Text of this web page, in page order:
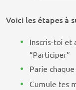
Voici les étapes à
Inscris-toi et
“Participer”
Parie
Cumule tes